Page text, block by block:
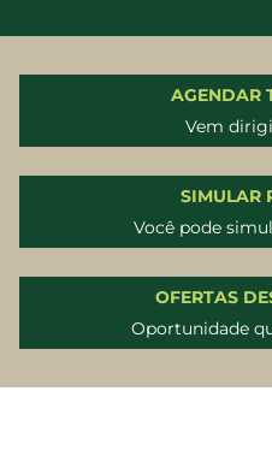
AGENDAR
Vem
SIMULAR
Você pode
OFERTAS
Oportunidade